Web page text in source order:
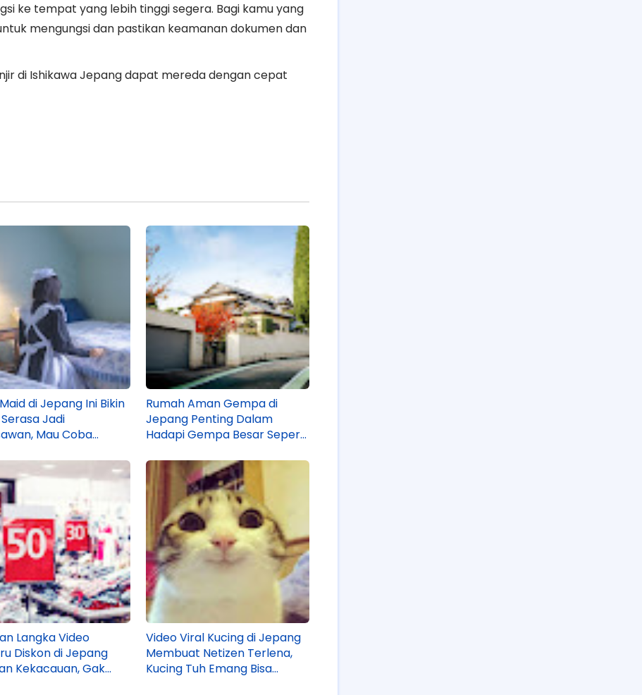
ke tempat yang lebih tinggi segera. Bagi kamu yang
mengungsi dan pastikan keamanan dokumen dan
di Ishikawa Jepang dapat mereda dengan cepat
di Jepang Ini Bikin
Jadi
Mau Coba
Rumah Aman Gempa di
Jepang Penting Dalam
Hadapi Gempa Besar Seperti
Langka Video
Diskon di Jepang
Kekacauan, Gak
Video Viral Kucing di Jepang
Membuat Netizen Terlena,
Kucing Tuh Emang Bisa